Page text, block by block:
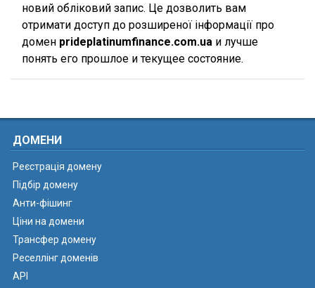
новий обліковий запис. Це дозволить вам
отримати доступ до розширеної інформації про
домен prideplatinumfinance.com.ua и лучше
понять его прошлое и текущее состояние.
ДОМЕНИ
Реєстрація домену
Підбір домену
Анти-фішинг
Ціни на домени
Трансфер домену
Реселлінг доменів
API